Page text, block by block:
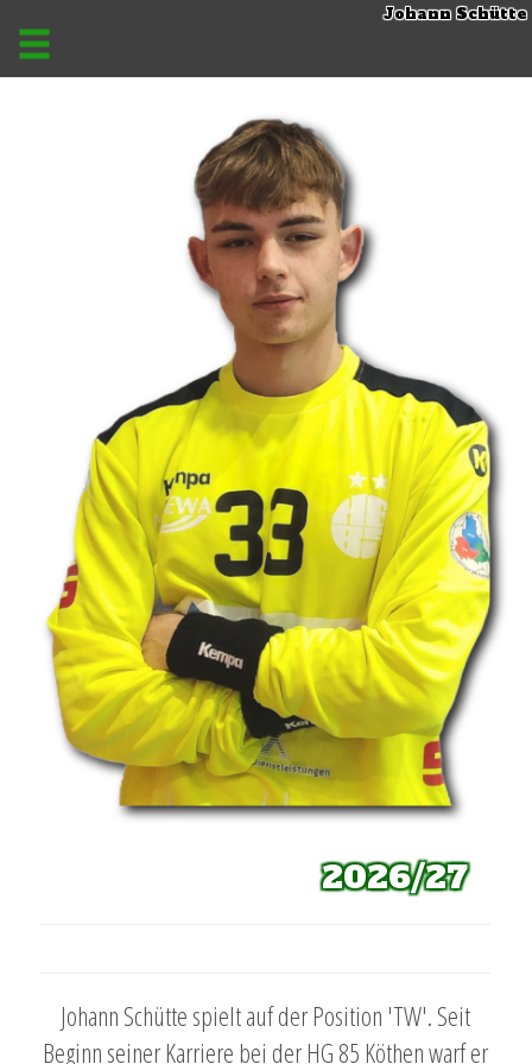
Johann Schütte
2026/27
Johann Schütte spielt auf der Position 'TW'. Seit
Beginn seiner Karriere bei der HG 85 Köthen warf er